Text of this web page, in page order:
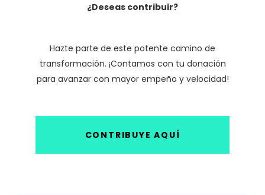
¿Deseas contribuir?
Hazte parte de este potente camino de
transformación. ¡Contamos con tu donación
para avanzar con mayor empeño y velocidad!
CONTRIBUYE AQUÍ